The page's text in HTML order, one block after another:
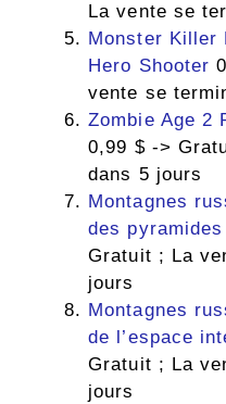
La vente se
Monster Killer
Hero Shooter
vente se
Zombie Age 2
0,99 $ ->
dans 5 jours
Montagnes
des
Gratuit ; La
jours
Montagnes
de l’espace
Gratuit ; La
jours